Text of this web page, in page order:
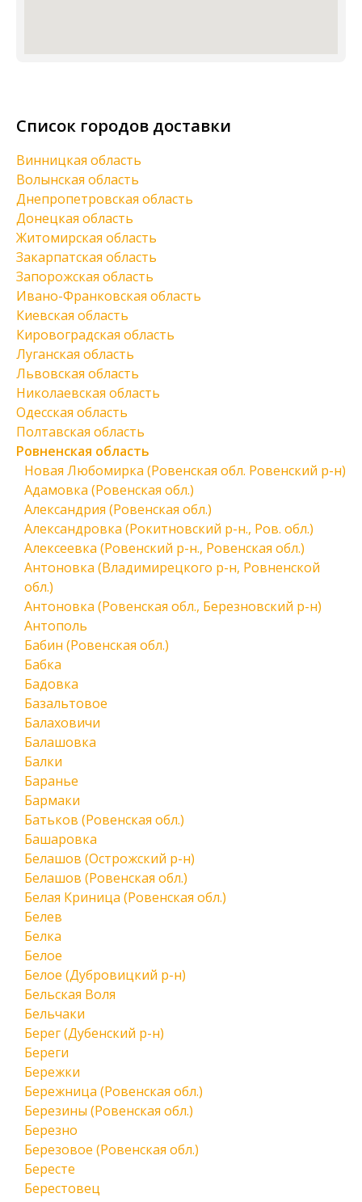
Список городов доставки
Винницкая область
Волынская область
Днепропетровская область
Донецкая область
Житомирская область
Закарпатская область
Запорожская область
Ивано-Франковская область
Киевская область
Кировоградская область
Луганская область
Львовская область
Николаевская область
Одесская область
Полтавская область
Ровненская область
Новая Любомирка (Ровенская обл. Ровенский р-н)
Адамовка (Ровенская обл.)
Александрия (Ровенская обл.)
Александровка (Рокитновский р-н., Ров. обл.)
Алексеевка (Ровенский р-н., Ровенская обл.)
Антоновка (Владимирецкого р-н, Ровненской
обл.)
Антоновка (Ровенская обл., Березновский р-н)
Антополь
Бабин (Ровенская обл.)
Бабка
Бадовка
Базальтовое
Балаховичи
Балашовка
Балки
Баранье
Бармаки
Батьков (Ровенская обл.)
Башаровка
Белашов (Острожский р-н)
Белашов (Ровенская обл.)
Белая Криница (Ровенская обл.)
Белев
Белка
Белое
Белое (Дубровицкий р-н)
Бельская Воля
Бельчаки
Берег (Дубенский р-н)
Береги
Бережки
Бережница (Ровенская обл.)
Березины (Ровенская обл.)
Березно
Березовое (Ровенская обл.)
Бересте
Берестовец